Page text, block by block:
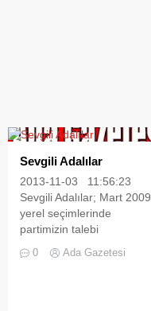
Sevgili Adalılar
2013-11-03 11:56:23
Sevgili Adalılar; Mart 2009
yerel seçimlerinde
partimizin talebi
hemşerilerimin teveccühü
0 Ada Gazetesi